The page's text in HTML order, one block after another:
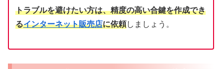
トラブルを避けたい方は、精度の高い合鍵を作成でき
るインターネット販売店に依頼しましょう。